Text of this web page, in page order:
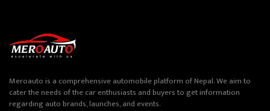
Meroauto is a comprehensive automobile platform of Nepal. We aim to
cater the needs of the car enthusiasts and buyers to get information
regarding auto brands, launches, and events.